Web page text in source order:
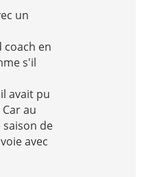
un
coach en
s'il
avait pu
au
de
avec